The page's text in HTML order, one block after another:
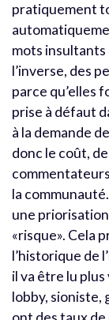
pratiquement
mots insultants
l’inverse, des
parce qu’elles
prise à défaut
à la demande
donc le coût,
la
une
«risque». Cela
l’historique de
il va être lu
lobby, sioniste,